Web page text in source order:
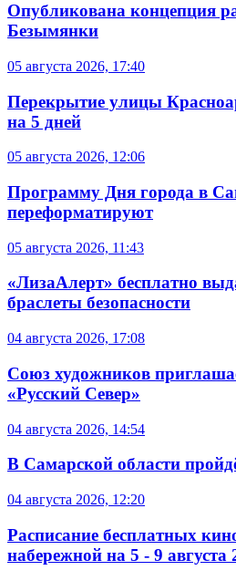
Опубликована концепция
Безымянки
05 августа 2026, 17:40
Перекрытие улицы
на 5 дней
05 августа 2026, 12:06
Программу Дня города в
переформатируют
05 августа 2026, 11:43
«ЛизаАлерт» бесплатно
браслеты безопасности
04 августа 2026, 17:08
Союз художников
«Русский Север»
04 августа 2026, 14:54
В Самарской области
04 августа 2026, 12:20
Расписание бесплатных
набережной на 5 - 9 августа